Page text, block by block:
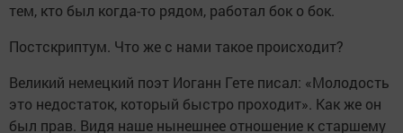
тем, кто был когда-то рядом, работал бок о бок.
Постскриптум. Что же с нами такое происходит?
Великий немецкий поэт Иоганн Гете писал: «Молодость
это недостаток, который быстро проходит». Как же он
был прав. Видя наше нынешнее отношение к старшему